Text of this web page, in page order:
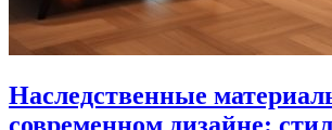
Наследственные